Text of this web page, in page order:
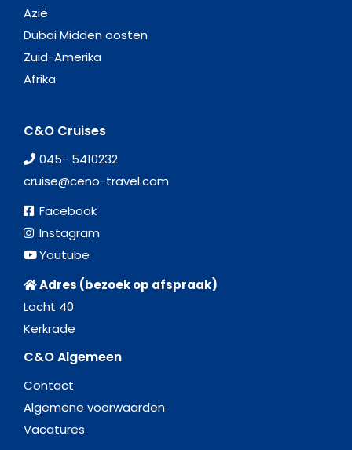
Azië
Dubai Midden oosten
Zuid-Amerika
Afrika
C&O Cruises
045- 5410232
cruise@ceno-travel.com
Facebook
Instagram
Youtube
Adres (bezoek op afspraak)
Locht 40
Kerkrade
C&O Algemeen
Contact
Algemene voorwaarden
Vacatures